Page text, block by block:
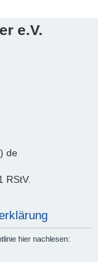
e.V.
de
RStV.
hier nachlesen: